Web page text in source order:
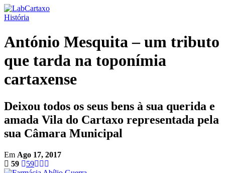
História
António Mesquita – um tributo
que tarda na toponímia
cartaxense
Deixou todos os seus bens à sua querida e
amada Vila do Cartaxo representada pela
sua Câmara Municipal
Em Ago 17, 2017
59
59